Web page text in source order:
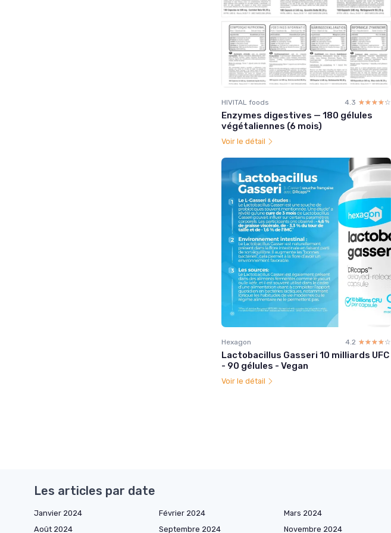
HIVITAL foods 4.3 ☆☆☆☆☆
★★★★★
Enzymes digestives — 180 gélules
végétaliennes (6 mois)
Voir le détail
Hexagon 4.2 ☆☆☆☆☆
★★★★★
Lactobacillus Gasseri 10 milliards UFC
- 90 gélules - Vegan
Voir le détail
Les articles par date
Janvier 2024 Février 2024 Mars 2024
Août 2024
Septembre 2024 Novembre 2024